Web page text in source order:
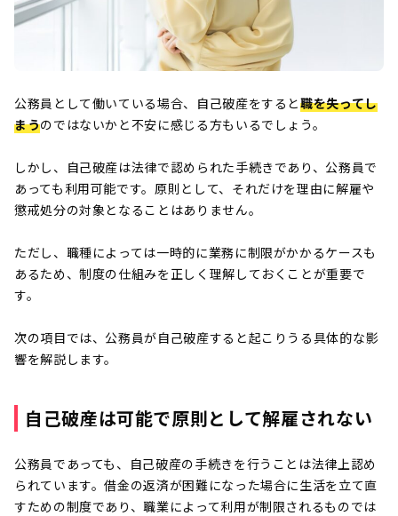
公務員として働いている場合、自己破産をすると職を失ってし
まうのではないかと不安に感じる方もいるでしょう。
しかし、自己破産は法律で認められた手続きであり、公務員で
あっても利用可能です。原則として、それだけを理由に解雇や
懲戒処分の対象となることはありません。
ただし、職種によっては一時的に業務に制限がかかるケースも
あるため、制度の仕組みを正しく理解しておくことが重要で
す。
次の項目では、公務員が自己破産すると起こりうる具体的な影
響を解説します。
自己破産は可能で原則として解雇されない
公務員であっても、自己破産の手続きを行うことは法律上認め
られています。借金の返済が困難になった場合に生活を立て直
すための制度であり、職業によって利用が制限されるものでは